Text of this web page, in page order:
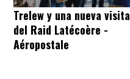
Trelew y una nueva visita
del Raid Latécoère -
Aéropostale